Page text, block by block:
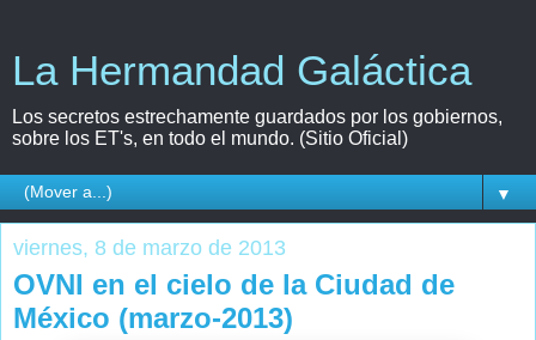
La Hermandad Galáctica
Los secretos estrechamente guardados por los gobiernos,
sobre los ET's, en todo el mundo. (Sitio Oficial)
▼
viernes, 8 de marzo de 2013
OVNI en el cielo de la Ciudad de
México (marzo-2013)